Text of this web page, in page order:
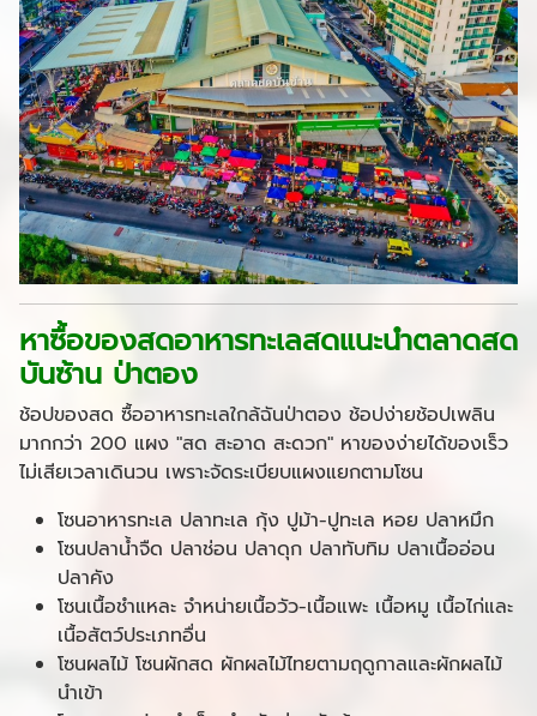
หาซื้อของสดอาหารทะเลสดแนะนำตลาดสด
บันซ้าน ป่าตอง
ช้อปของสด ซื้ออาหารทะเลใกล้ฉันป่าตอง ช้อปง่ายช้อปเพลิน
มากกว่า 200 แผง "สด สะอาด สะดวก" หาของง่ายได้ของเร็ว
ไม่เสียเวลาเดินวน เพราะจัดระเบียบแผงแยกตามโซน
โซนอาหารทะเล ปลาทะเล กุ้ง ปูม้า-ปูทะเล หอย ปลาหมึก
โซนปลาน้ำจืด ปลาช่อน ปลาดุก ปลาทับทิม ปลาเนื้ออ่อน
ปลาคัง
โซนเนื้อชำแหละ จำหน่ายเนื้อวัว-เนื้อแพะ เนื้อหมู เนื้อไก่และ
เนื้อสัตว์ประเภทอื่น
โซนผลไม้ โซนผักสด ผักผลไม้ไทยตามฤดูกาลและผักผลไม้
นำเข้า